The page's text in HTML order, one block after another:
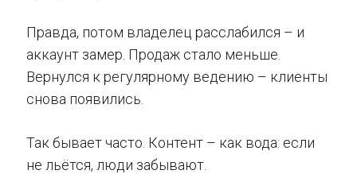
Правда, потом владелец расслабился – и
аккаунт замер. Продаж стало меньше.
Вернулся к регулярному ведению – клиенты
снова появились.
Так бывает часто. Контент – как вода: если
не льётся, люди забывают.